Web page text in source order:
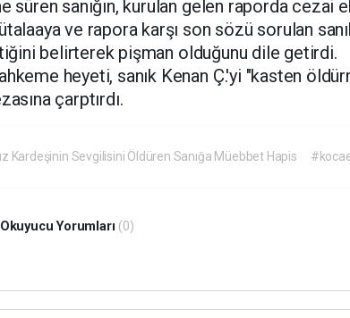
süren sanığın, kurulan gelen raporda
ve rapora karşı son sözü sorulan
belirterek pişman olduğunu dile getirdi.
heyeti, sanık Kenan Ç.'yi "kasten
çarptırdı.
Kardeşinin Sevgilisini Öldüren Sanığa Müebbet Hapis
Okuyucu Yorumları (0)